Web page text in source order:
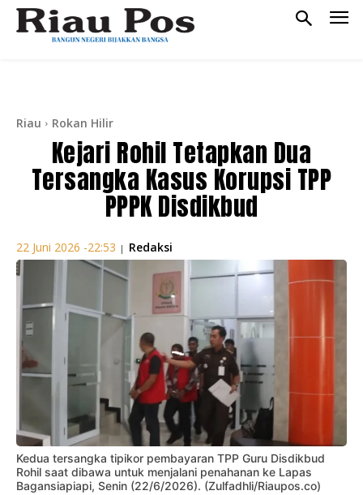
Riau Rokan Hilir
Kejari Rohil Tetapkan Dua
Tersangka Kasus Korupsi TPP
PPPK Disdikbud
22 Juni 2026 -22:53 | Redaksi
Kedua tersangka tipikor pembayaran TPP Guru Disdikbud
Rohil saat dibawa untuk menjalani penahanan ke Lapas
Bagansiapiapi, Senin (22/6/2026). (Zulfadhli/Riaupos.co)